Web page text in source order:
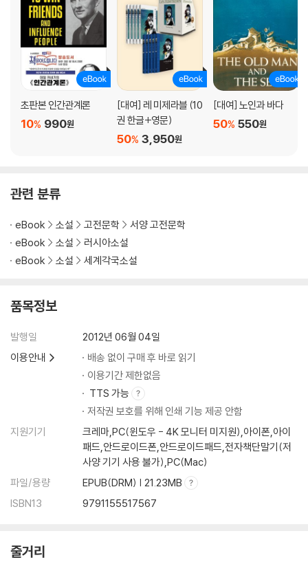
초판본 인간관계론
990원
10%
[대여] 레 미제라블 (10
권 한글+영문)
3,950원
50%
[대여] 노인과 바다
550원
50%
관련 분류
eBook 소설 고전문학
서양 고전문학
eBook
소설
러시아소설
eBook
소설 세계각국소설
품목정보
발행일
2012년 06월 04일
이용안내
배송 없이 구매 후 바로 읽기
이용기간 제한없음
TTS 가능
저작권 보호를 위해 인쇄 기능 제공 안함
지원기기
크레마,PC(윈도우 - 4K 모니터 미지원),아이폰,아이
패드,안드로이드폰,안드로이드패드,전자책단말기(저
사양 기기 사용 불가),PC(Mac)
파일/용량
EPUB(DRM) | 21.23MB
ISBN13
9791155517567
줄거리